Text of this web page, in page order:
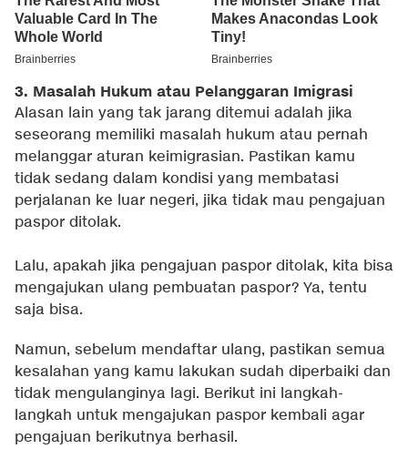
3. Masalah Hukum atau Pelanggaran Imigrasi
Alasan lain yang tak jarang ditemui adalah jika
seseorang memiliki masalah hukum atau pernah
melanggar aturan keimigrasian. Pastikan kamu
tidak sedang dalam kondisi yang membatasi
perjalanan ke luar negeri, jika tidak mau pengajuan
paspor ditolak.
Lalu, apakah jika pengajuan paspor ditolak, kita bisa
mengajukan ulang pembuatan paspor? Ya, tentu
saja bisa.
Namun, sebelum mendaftar ulang, pastikan semua
kesalahan yang kamu lakukan sudah diperbaiki dan
tidak mengulanginya lagi. Berikut ini langkah-
langkah untuk mengajukan paspor kembali agar
pengajuan berikutnya berhasil.